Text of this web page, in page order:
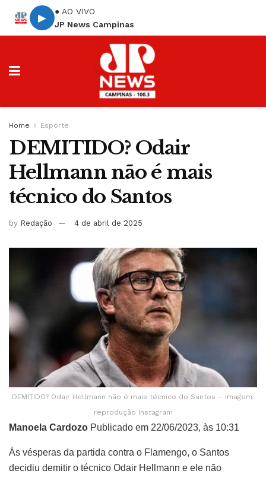
▶
● AO VIVO
JP News Campinas
Home Esporte
DEMITIDO? Odair
Hellmann não é mais
técnico do Santos
by Redação 4 de abril de 2025
DEMITIDO? Odair Hellmann não é mais técnico do Santos – Imagem:
reprodução Instagram
Manoela Cardozo Publicado em 22/06/2023, às 10:31
Às vésperas da partida contra o Flamengo, o Santos
decidiu demitir o técnico Odair Hellmann e ele não